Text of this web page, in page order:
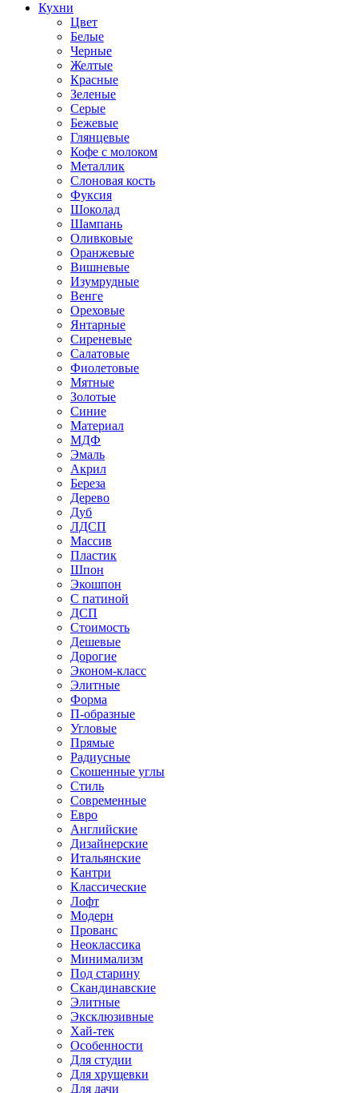
Кухни
Цвет
Белые
Черные
Желтые
Красные
Зеленые
Серые
Бежевые
Глянцевые
Кофе с молоком
Металлик
Слоновая кость
Фуксия
Шоколад
Шампань
Оливковые
Оранжевые
Вишневые
Изумрудные
Венге
Ореховые
Янтарные
Сиреневые
Салатовые
Фиолетовые
Мятные
Золотые
Синие
Материал
МДФ
Эмаль
Акрил
Береза
Дерево
Дуб
ЛДСП
Массив
Пластик
Шпон
Экошпон
С патиной
ДСП
Стоимость
Дешевые
Дорогие
Эконом-класс
Элитные
Форма
П-образные
Угловые
Прямые
Радиусные
Скошенные углы
Стиль
Современные
Евро
Английские
Дизайнерские
Итальянские
Кантри
Классические
Лофт
Модерн
Прованс
Неоклассика
Минимализм
Под старину
Скандинавские
Элитные
Эксклюзивные
Хай-тек
Особенности
Для студии
Для хрущевки
Для дачи